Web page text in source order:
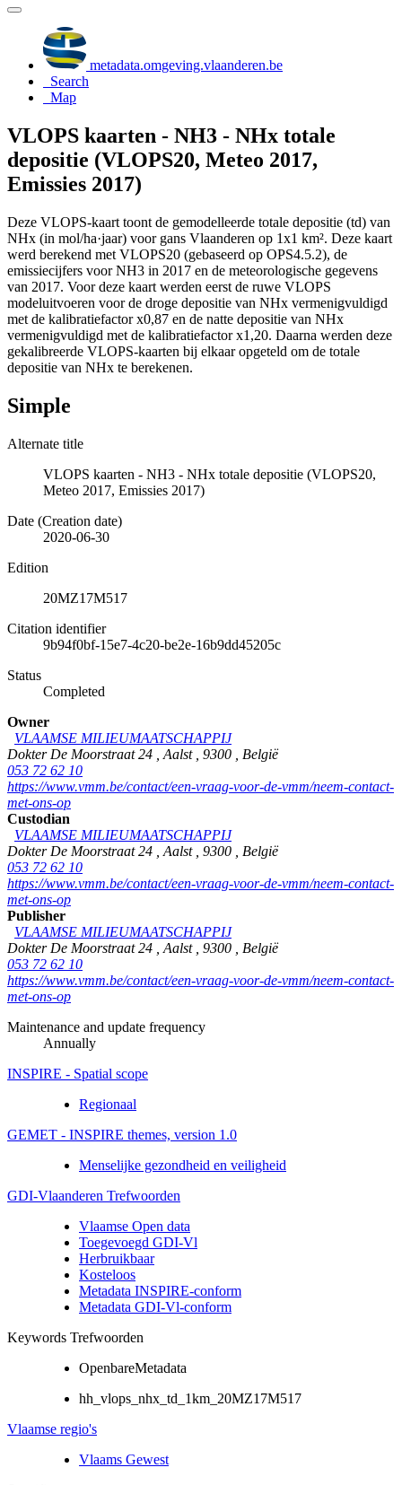
metadata.omgeving.vlaanderen.be
Search
Map
VLOPS kaarten - NH3 - NHx totale
depositie (VLOPS20, Meteo 2017,
Emissies 2017)
Deze VLOPS-kaart toont de gemodelleerde totale depositie (td) van
NHx (in mol/ha·jaar) voor gans Vlaanderen op 1x1 km². Deze kaart
werd berekend met VLOPS20 (gebaseerd op OPS4.5.2), de
emissiecijfers voor NH3 in 2017 en de meteorologische gegevens
van 2017. Voor deze kaart werden eerst de ruwe VLOPS
modeluitvoeren voor de droge depositie van NHx vermenigvuldigd
met de kalibratiefactor x0,87 en de natte depositie van NHx
vermenigvuldigd met de kalibratiefactor x1,20. Daarna werden deze
gekalibreerde VLOPS-kaarten bij elkaar opgeteld om de totale
depositie van NHx te berekenen.
Simple
Alternate title
VLOPS kaarten - NH3 - NHx totale depositie (VLOPS20,
Meteo 2017, Emissies 2017)
Date (Creation date)
2020-06-30
Edition
20MZ17M517
Citation identifier
9b94f0bf-15e7-4c20-be2e-16b9dd45205c
Status
Completed
Owner
VLAAMSE MILIEUMAATSCHAPPIJ
Dokter De Moorstraat 24
Aalst 9300
België
053 72 62 10
https://www.vmm.be/contact/een-vraag-voor-de-vmm/neem-contact-
met-ons-op
Custodian
VLAAMSE MILIEUMAATSCHAPPIJ
Dokter De Moorstraat 24
Aalst 9300
België
053 72 62 10
https://www.vmm.be/contact/een-vraag-voor-de-vmm/neem-contact-
met-ons-op
Publisher
VLAAMSE MILIEUMAATSCHAPPIJ
Dokter De Moorstraat 24
Aalst 9300
België
053 72 62 10
https://www.vmm.be/contact/een-vraag-voor-de-vmm/neem-contact-
met-ons-op
Maintenance and update frequency
Annually
INSPIRE - Spatial scope
Regionaal
GEMET - INSPIRE themes, version 1.0
Menselijke gezondheid en veiligheid
GDI-Vlaanderen Trefwoorden
Vlaamse Open data
Toegevoegd GDI-Vl
Herbruikbaar
Kosteloos
Metadata INSPIRE-conform
Metadata GDI-Vl-conform
Keywords Trefwoorden
OpenbareMetadata
hh_vlops_nhx_td_1km_20MZ17M517
Vlaamse regio's
Vlaams Gewest